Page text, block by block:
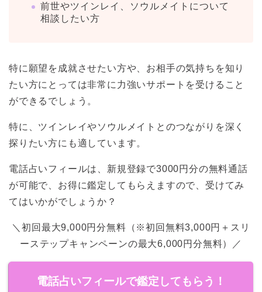
前世やツインレイ、ソウルメイトについて
相談したい方
特に願望を成就させたい方や、お相手の気持ちを知り
たい方にとっては非常に力強いサポートを受けること
ができるでしょう。
特に、ツインレイやソウルメイトとのつながりを深く
探りたい方にも適しています。
電話占いフィールは、新規登録で3000円分の無料通話
が可能で、お得に鑑定してもらえますので、受けてみ
てはいかがでしょうか？
＼初回最大9,000円分無料（※初回無料3,000円＋スリ
ーステップキャンペーンの最大6,000円分無料）／
電話占いフィールで鑑定してもらう！